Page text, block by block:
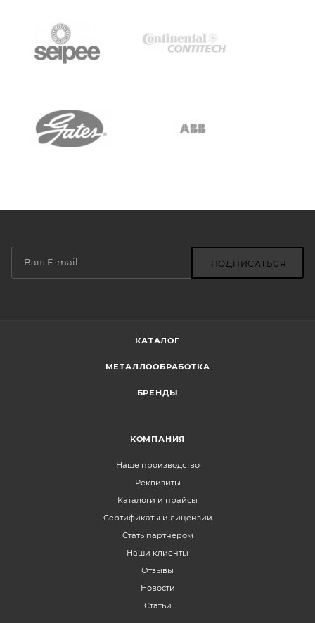
ПОДПИСАТЬСЯ
КАТАЛОГ
МЕТАЛЛООБРАБОТКА
БРЕНДЫ
КОМПАНИЯ
Наше производство
Реквизиты
Каталоги и прайсы
Сертификаты и лицензии
Стать партнером
Наши клиенты
Отзывы
Новости
Статьи